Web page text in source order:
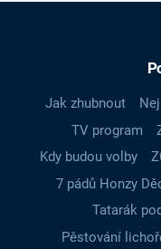
Jak zhubnout
TV program
Kdy budou volby
7 pádů Honzy
Tatarák
Pěstování